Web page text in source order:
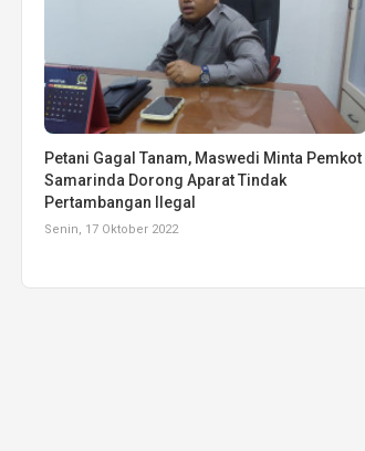
Petani Gagal Tanam, Maswedi Minta Pemkot
Samarinda Dorong Aparat Tindak
Pertambangan Ilegal
Senin, 17 Oktober 2022